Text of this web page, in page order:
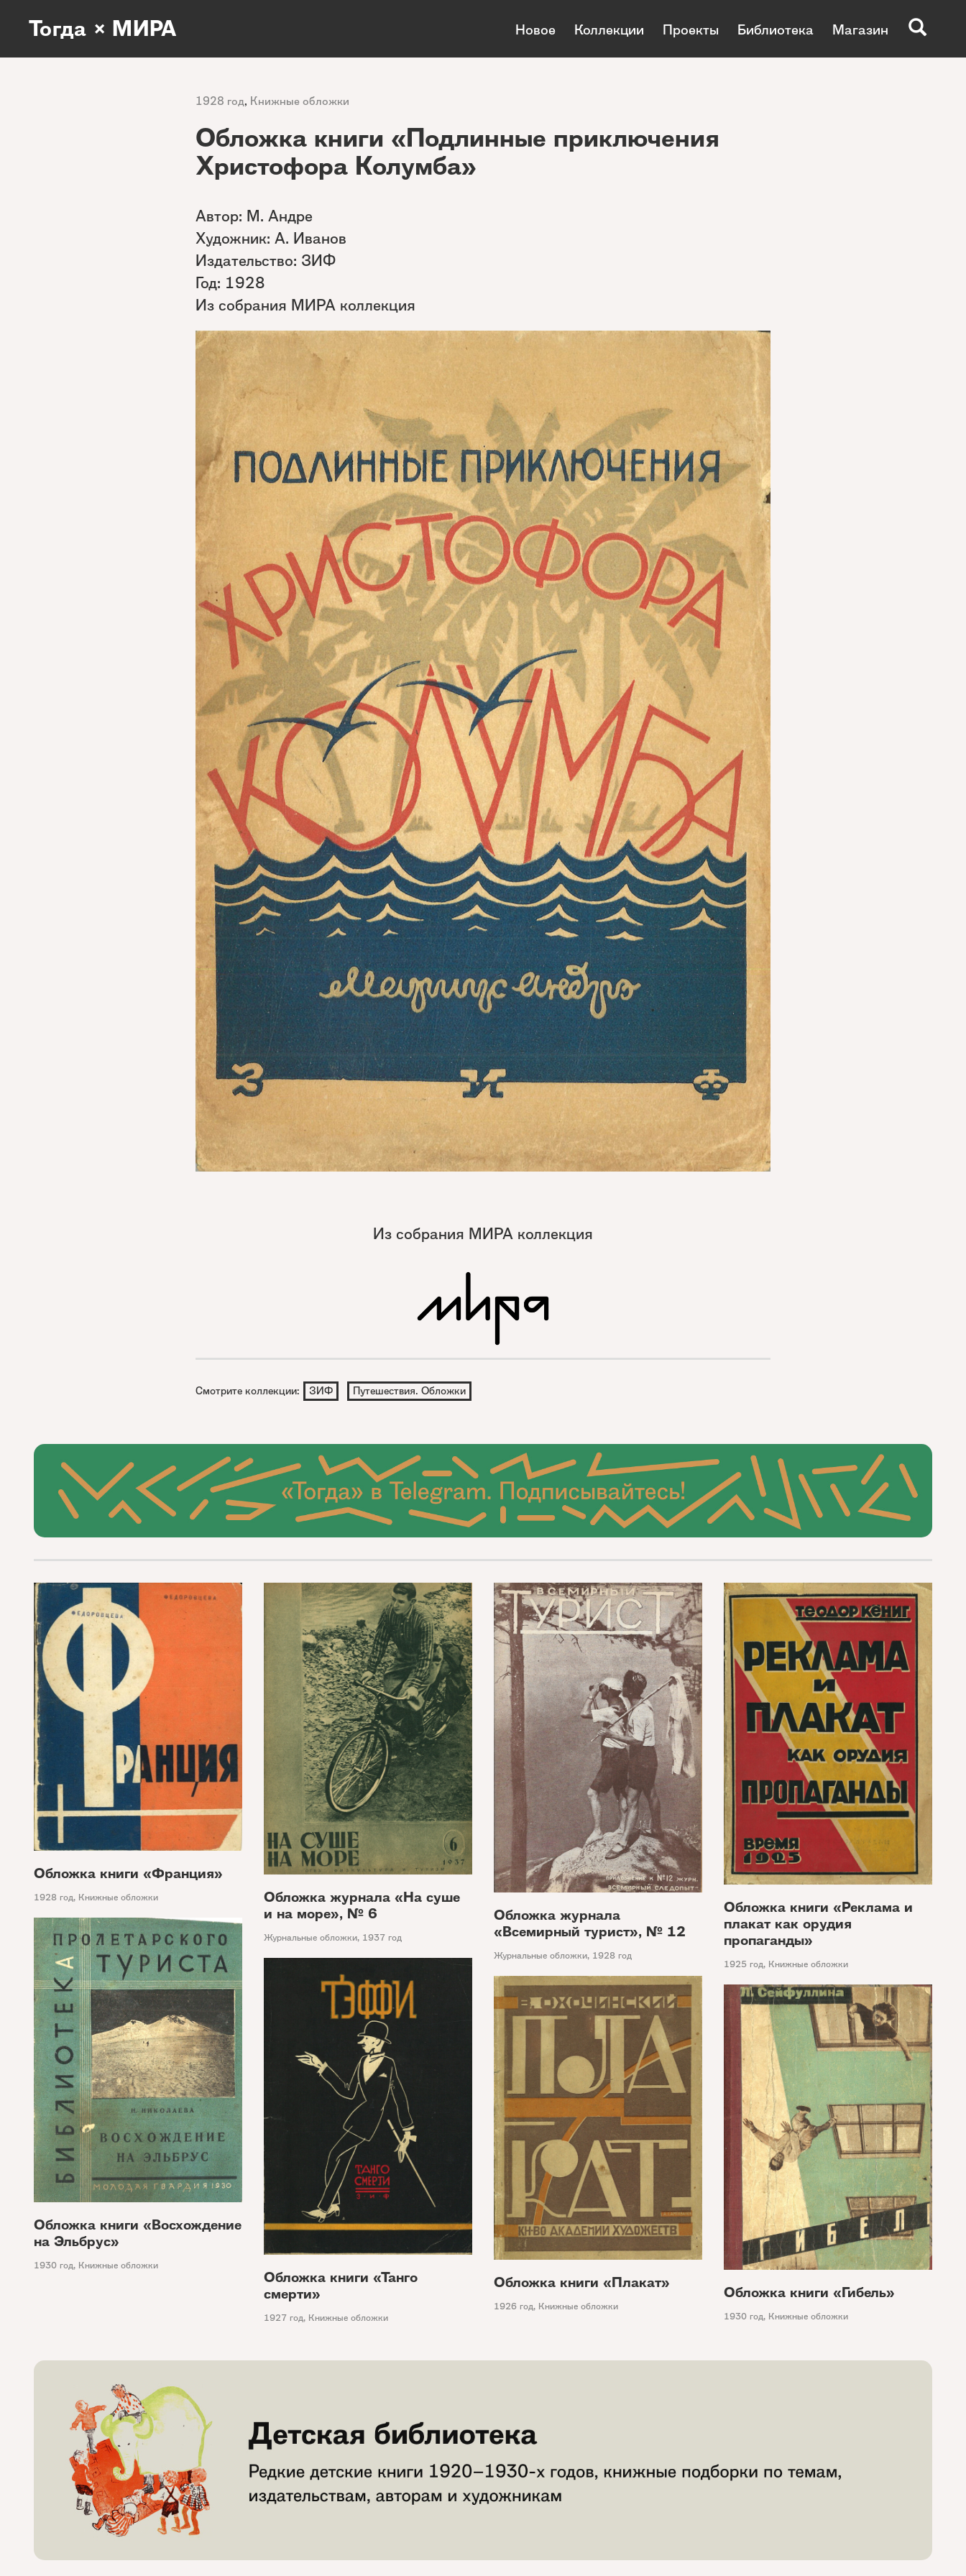
Тогда × МИРА Новое Коллекции Проекты Библиотека Магазин
1928 год, Книжные обложки
Обложка книги «Подлинные приключения
Христофора Колумба»
Автор: М. Андре
Художник: А. Иванов
Издательство: ЗИФ
Год: 1928
Из собрания МИРА коллекция
Из собрания МИРА коллекция
Смотрите коллекции: ЗИФ Путешествия. Обложки
Обложка книги «Франция»
1928 год, Книжные обложки
Обложка журнала «На суше
и на море», № 6
Журнальные обложки, 1937 год
Обложка журнала
«Всемирный турист», № 12
Журнальные обложки, 1928 год
Обложка книги «Реклама и
плакат как орудия
пропаганды»
1925 год, Книжные обложки
Обложка книги «Восхождение
на Эльбрус»
1930 год, Книжные обложки
Обложка книги «Танго
смерти»
1927 год, Книжные обложки
Обложка книги «Плакат»
1926 год, Книжные обложки
Обложка книги «Гибель»
1930 год, Книжные обложки